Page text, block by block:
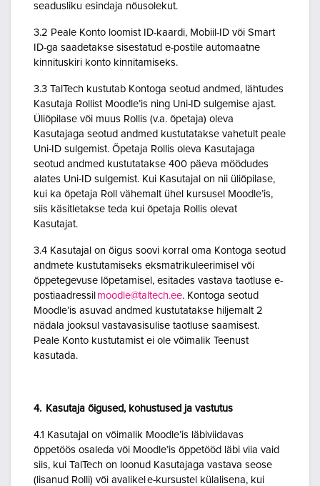
seadusliku esindaja nõusolekut.
3.2 Peale Konto loomist ID-kaardi, Mobiil-ID või Smart
ID-ga saadetakse sisestatud e-postile automaatne
kinnituskiri konto kinnitamiseks.
3.3 TalTech kustutab Kontoga seotud andmed, lähtudes
Kasutaja Rollist Moodle’is ning Uni-ID sulgemise ajast.
Üliõpilase või muus Rollis (v.a. õpetaja) oleva
Kasutajaga seotud andmed kustutatakse vahetult peale
Uni-ID sulgemist. Õpetaja Rollis oleva Kasutajaga
seotud andmed kustutatakse 400 päeva möödudes
alates Uni-ID sulgemist. Kui Kasutajal on nii üliõpilase,
kui ka õpetaja Roll vähemalt ühel kursusel Moodle’is,
siis käsitletakse teda kui õpetaja Rollis olevat
Kasutajat.
3.4 Kasutajal on õigus soovi korral oma Kontoga seotud
andmete kustutamiseks eksmatrikuleerimisel või
õppetegevuse lõpetamisel, esitades vastava taotluse e-
postiaadressil moodle@taltech.ee. Kontoga seotud
Moodle’is asuvad andmed kustutatakse hiljemalt 2
nädala jooksul vastavasisulise taotluse saamisest.
Peale Konto kustutamist ei ole võimalik Teenust
kasutada.
4. Kasutaja õigused, kohustused ja vastutus
4.1 Kasutajal on võimalik Moodle’is läbiviidavas
õppetöös osaleda või Moodle’is õppetööd läbi viia vaid
siis, kui TalTech on loonud Kasutajaga vastava seose
(lisanud Rolli) või avalikel e-kursustel külalisena, kui